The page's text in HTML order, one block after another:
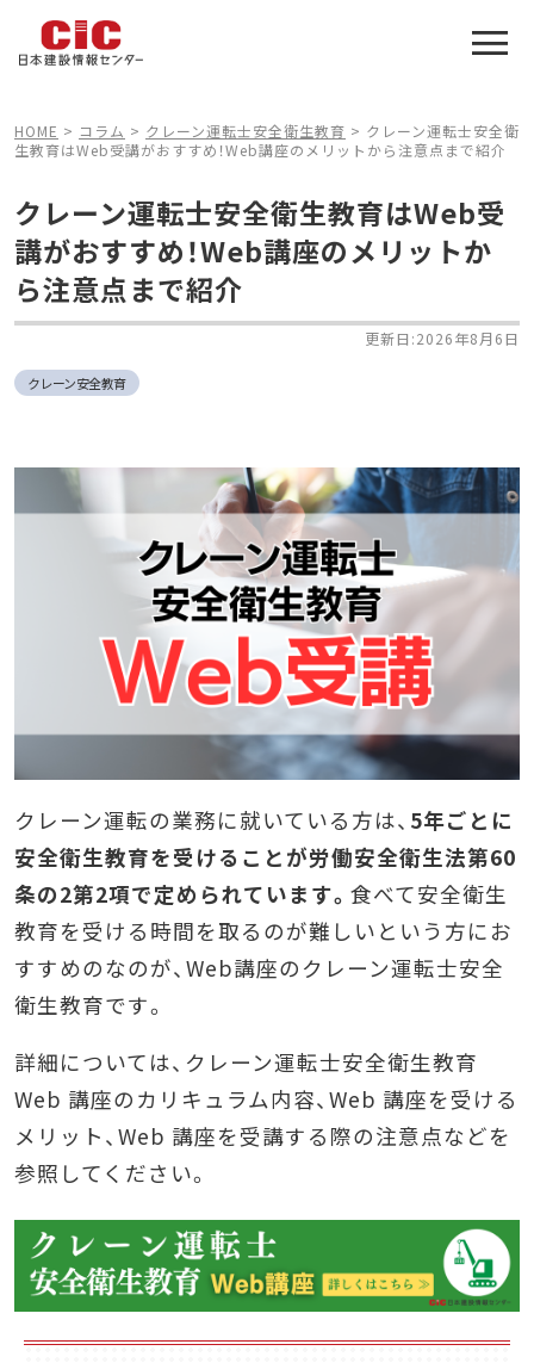
HOME > コラム > クレーン運転士安全衛生教育 > クレーン運転士安全衛
生教育はWeb受講がおすすめ！Web講座のメリットから注意点まで紹介
クレーン運転士安全衛生教育はWeb受
講がおすすめ！Web講座のメリットか
ら注意点まで紹介
更新日:2026年8月6日
クレーン安全教育
クレーン運転の業務に就いている方は、 5年ごとに
安全衛生教育を受けることが労働安全衛生法第60
条の2第2項で定められています。 食べて安全衛生
教育を受ける時間を取るのが難しいという方にお
すすめのなのが、Web講座のクレーン運転士安全
衛生教育です。
詳細については、クレーン運転士安全衛生教育
Web 講座のカリキュラム内容、Web 講座を受ける
メリット、Web 講座を受講する際の注意点などを
参照してください。